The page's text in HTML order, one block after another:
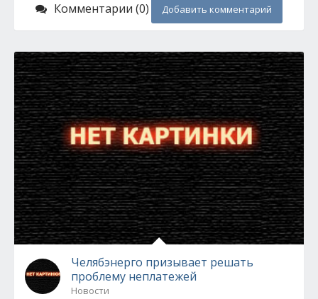
Комментарии (0) Добавить комментарий
Челябэнерго призывает решать
проблему неплатежей
Новости